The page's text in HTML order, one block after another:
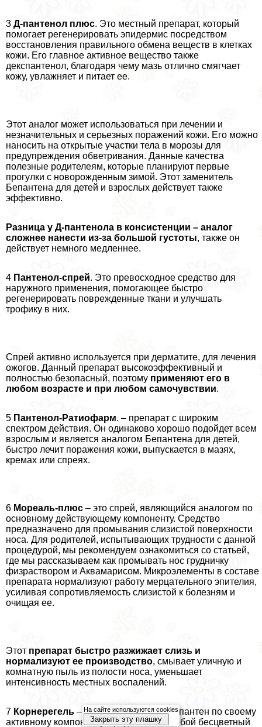
3 Д-пантенол плюс. Это местный препарат, который
помогает регенерировать эпидермис посредством
восстановления правильного обмена веществ в клетках
кожи. Его главное активное вещество также
декспантенол, благодаря чему мазь отлично смягчает
кожу, увлажняет и питает ее.
Этот аналог может использоваться при лечении и
незначительных и серьезных поражений кожи. Его можно
наносить на открытые участки тела в морозы для
предупреждения обветривания. Данные качества
полезные родителеям, которые планируют первые
прогулки с новорожденным зимой. Этот заменитель
Бепантена для детей и взрослых действует также
эффективно.
Разница у Д-пантенола в консистенции – аналог
сложнее нанести из-за большой густоты, также он
действует немного медленнее.
4 Пантенол-спрей. Это превосходное средство для
наружного применения, помогающее быстро
регенерировать поврежденные ткани и улучшать
трофику в них.
Спрей активно используется при дерматите, для лечения
ожогов. Данный препарат высокоэффективный и
полностью безопасный, поэтому применяют его в
любом возрасте и при любом самочувствии.
5 Пантенол-Ратиофарм. – препарат с широким
спектром действия. Он одинаково хорошо подойдет всем
взрослым и является аналогом Бепантена для детей,
быстро лечит поражения кожи, выпускается в мазях,
кремах или спреях.
6 Мореаль-плюс – это спрей, являющийся аналогом по
основному действующему компоненту. Средство
предназначено для промывания слизистой поверхности
носа. Для родителей, испытывающих трудности с данной
процедурой, мы рекомендуем ознакомиться со статьей,
где мы рассказываем как промывать нос грудничку
физраствором и Аквамарисом. Микроэлементы в составе
препарата нормализуют работу мерцательного эпителия,
усиливая сопротивляемость слизистой к болезням и
очищая ее.
Этот препарат быстро разжижает слизь и
нормализуют ее производство, смывает уличную и
комнатную пыль из полости носа, уменьшает
интенсивность местных воспалений.
7 Корнерегель – также аналог мази Бепантен по своему
активному компоненту, представляет собой бесцветный
На сайте используются cookies
Закрыть эту плашку